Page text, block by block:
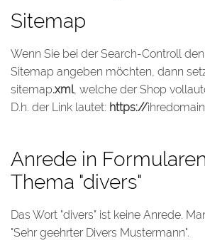
Sitemap
Wenn Sie bei der Search-Controll
Sitemap angeben möchten, dann
sitemap.xml, welche der Shop
D.h. der Link lautet: https://
Anrede in
Thema "divers"
Das Wort "divers" ist keine Anrede.
"Sehr geehrter Divers Mustermann".